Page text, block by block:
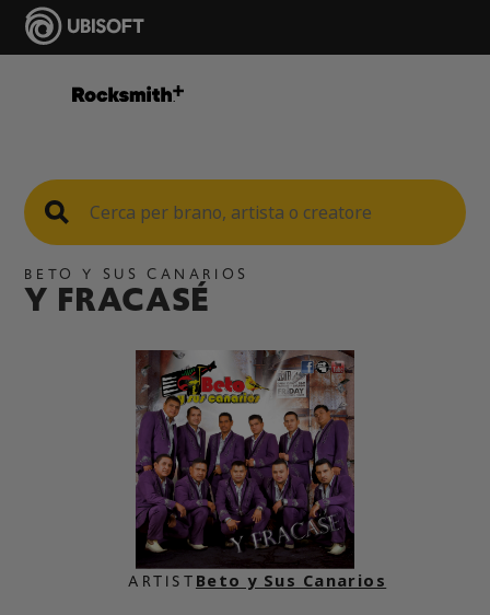
BETO Y SUS CANARIOS
Y FRACASÉ
ARTIST Beto y Sus Canarios